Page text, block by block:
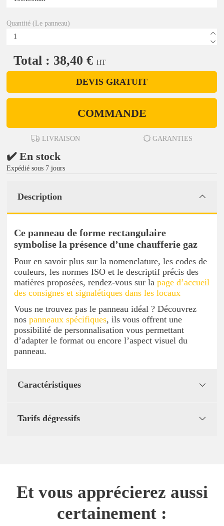
Quantité (Le panneau)
Total : 38,40 € HT
DEVIS GRATUIT
COMMANDE
LIVRAISON GARANTIES
✔️ En stock
Expédié sous 7 jours
Description
Ce panneau de forme rectangulaire
symbolise la présence d’une chaufferie gaz
Pour en savoir plus sur la nomenclature, les codes de
couleurs, les normes ISO et le descriptif précis des
matières proposées, rendez-vous sur la page d’accueil
des consignes et signalétiques dans les locaux
Vous ne trouvez pas le panneau idéal ? Découvrez
nos panneaux spécifiques, ils vous offrent une
possibilité de personnalisation vous permettant
d’adapter le format ou encore l’aspect visuel du
panneau.
Caractéristiques
Tarifs dégressifs
Et vous apprécierez aussi
certainement :